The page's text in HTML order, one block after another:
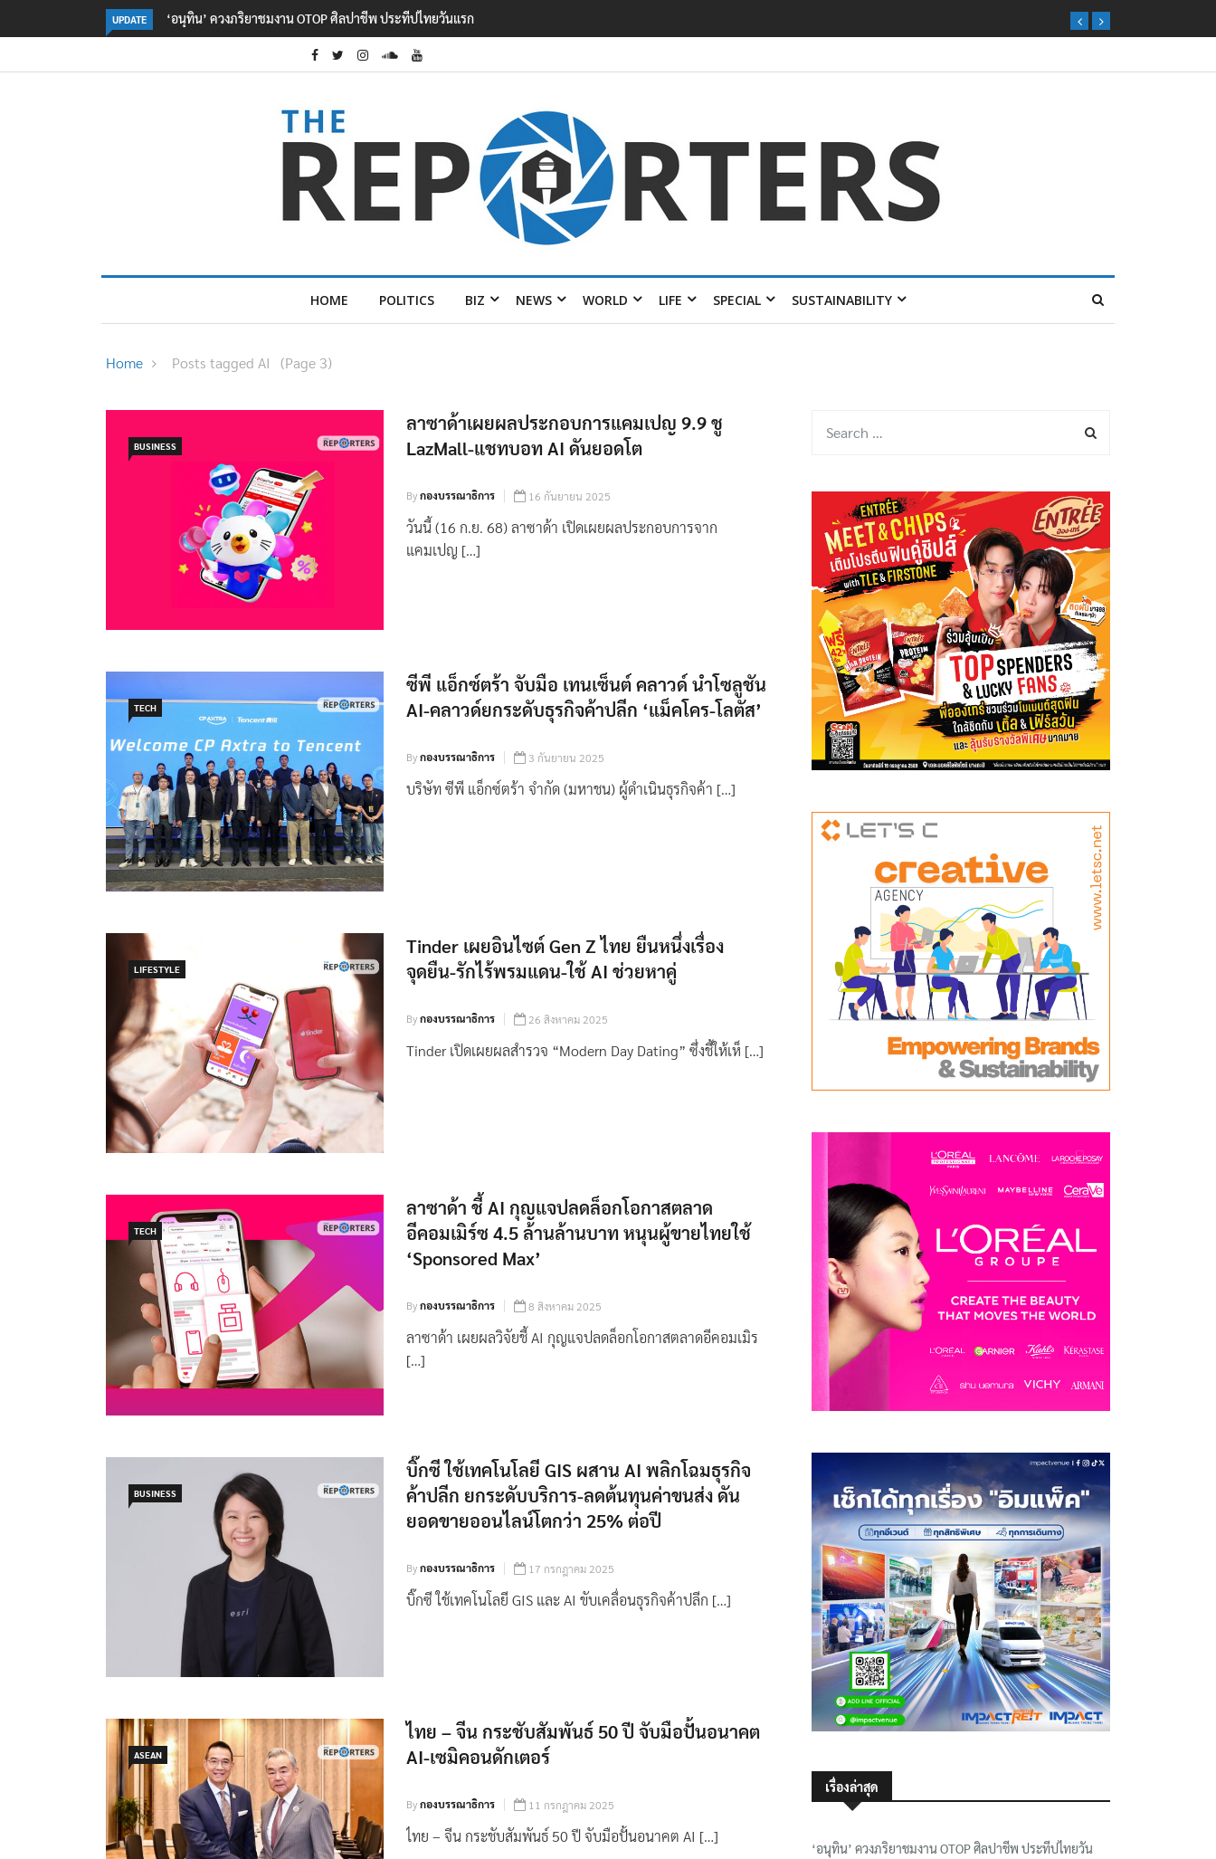
UPDATE ลอรีอัลโชว์ผลประกอบการครึ่งปีแรกโต 6.5% กวาดรายได้ 2.3 หมื่นล้านยูโร คว้าไลเซนส์ ‘กุชชี่’ 50 ปี พร้อมส่ง 4 แบรนด์ใหม่บุกตลาดไทย
HOME POLITICS BIZ NEWS WORLD LIFE SPECIAL SUSTAINABILITY
Home Posts tagged AI (Page 3)
BUSINESS
ลาซาด้าเผยผลประกอบการแคมเปญ 9.9 ชู
LazMall-แชทบอท AI ดันยอดโต
Byกองบรรณาธิการ 16 กันยายน 2025
วันนี้ (16 ก.ย. 68) ลาซาด้า เปิดเผยผลประกอบการจาก
แคมเปญ […]
TECH
ซีพี แอ็กซ์ตร้า จับมือ เทนเซ็นต์ คลาวด์ นำโซลูชัน
AI-คลาวด์ยกระดับธุรกิจค้าปลีก ‘แม็คโคร-โลตัส’
Byกองบรรณาธิการ 3 กันยายน 2025
บริษัท ซีพี แอ็กซ์ตร้า จำกัด (มหาชน) ผู้ดำเนินธุรกิจค้า […]
LIFESTYLE
Tinder เผยอินไซต์ Gen Z ไทย ยืนหนึ่งเรื่อง
จุดยืน-รักไร้พรมแดน-ใช้ AI ช่วยหาคู่
Byกองบรรณาธิการ 26 สิงหาคม 2025
Tinder เปิดเผยผลสำรวจ “Modern Day Dating” ซึ่งชี้ให้เห็ […]
TECH
ลาซาด้า ชี้ AI กุญแจปลดล็อกโอกาสตลาด
อีคอมเมิร์ซ 4.5 ล้านล้านบาท หนุนผู้ขายไทยใช้
‘Sponsored Max’
Byกองบรรณาธิการ 8 สิงหาคม 2025
ลาซาด้า เผยผลวิจัยชี้ AI กุญแจปลดล็อกโอกาสตลาดอีคอมเมิร
[…]
BUSINESS
บิ๊กซี ใช้เทคโนโลยี GIS ผสาน AI พลิกโฉมธุรกิจ
ค้าปลีก ยกระดับบริการ-ลดต้นทุนค่าขนส่ง ดัน
ยอดขายออนไลน์โตกว่า 25% ต่อปี
Byกองบรรณาธิการ 17 กรกฎาคม 2025
บิ๊กซี ใช้เทคโนโลยี GIS และ AI ขับเคลื่อนธุรกิจค้าปลีก […]
ASEAN
ไทย – จีน กระชับสัมพันธ์ 50 ปี จับมือปั้นอนาคต
AI-เซมิคอนดักเตอร์
Byกองบรรณาธิการ 11 กรกฎาคม 2025
ไทย – จีน กระชับสัมพันธ์ 50 ปี จับมือปั้นอนาคต AI […]
เรื่องล่าสุด
‘อนุทิน’ ควงภริยาชมงาน OTOP ศิลปาชีพ ประทีปไทยวัน